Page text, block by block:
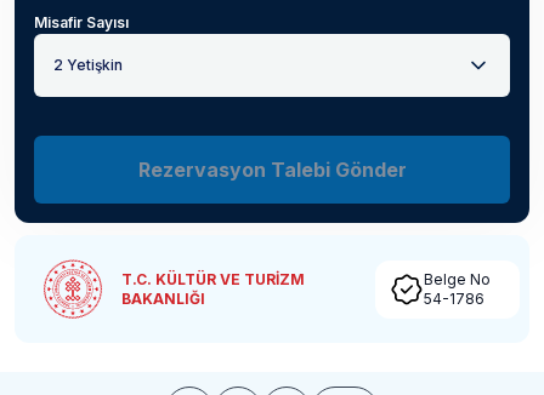
Misafir Sayısı
2 Yetişkin
Rezervasyon Talebi Gönder
T.C. KÜLTÜR VE TURİZM
BAKANLIĞI
Belge No
54-1786